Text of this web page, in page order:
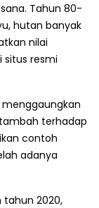
Tahun 80-
hutan banyak
nilai
situs resmi
terhadap
contoh
adanya
tahun 2020,